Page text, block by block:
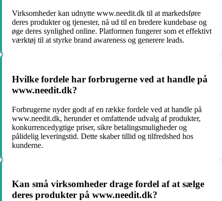
Virksomheder kan udnytte www.needit.dk til at markedsføre
deres produkter og tjenester, nå ud til en bredere kundebase og
øge deres synlighed online. Platformen fungerer som et effektivt
værktøj til at styrke brand awareness og generere leads.
Hvilke fordele har forbrugerne ved at handle på
www.needit.dk?
Forbrugerne nyder godt af en række fordele ved at handle på
www.needit.dk, herunder et omfattende udvalg af produkter,
konkurrencedygtige priser, sikre betalingsmuligheder og
pålidelig leveringstid. Dette skaber tillid og tilfredshed hos
kunderne.
Kan små virksomheder drage fordel af at sælge
deres produkter på www.needit.dk?